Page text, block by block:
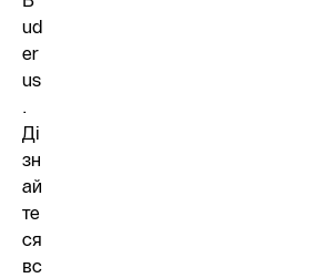
ud
er
us
.
Ді
зн
ай
те
ся
вс